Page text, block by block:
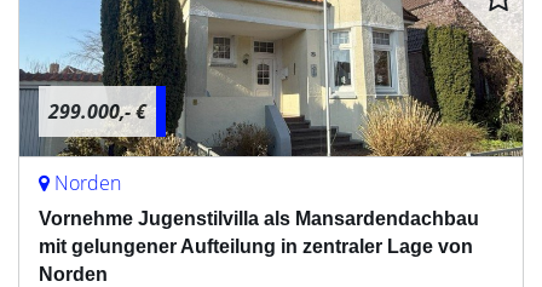
299.000,- €
Norden
Vornehme Jugenstilvilla als Mansardendachbau
mit gelungener Aufteilung in zentraler Lage von
Norden